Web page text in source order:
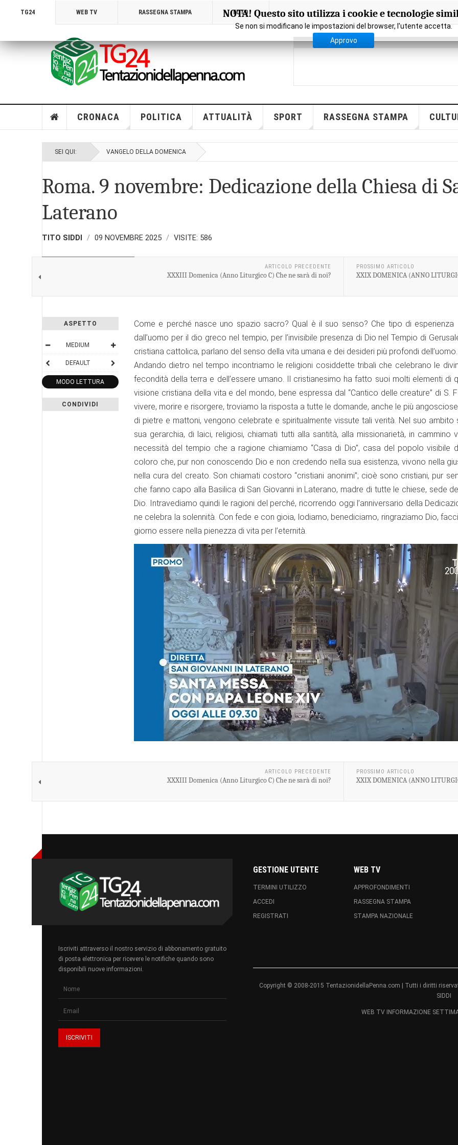
TG24 WEB TV RASSEGNA STAMPA FOTO
NOTA! Questo sito utilizza i cookie e tecnologie
Se non si modificano le impostazioni del browser, l'utente accetta.
Approvo
CRONACA POLITICA ATTUALITÀ SPORT RASSEGNA STAMPA
SEI QUI: VANGELO DELLA DOMENICA
Roma. 9 novembre: Dedicazione della Chiesa di
Laterano
TITO SIDDI 09 NOVEMBRE 2025 VISITE: 586
ARTICOLO PRECEDENTE
XXXIII Domenica (Anno Liturgico C) Che ne sarà di noi?
PROSSIMO ARTICOLO
XXIX DOMENICA (ANNO
ASPETTO
MEDIUM
DEFAULT
MODO LETTURA
CONDIVIDI
Come e perché nasce uno spazio sacro? Qual è il suo senso? Che tipo di
dall’uomo per il dio greco nel tempio, per l’invisibile presenza di Dio nel Tempio di
cristiana cattolica, parlano del senso della vita umana e dei desideri più profondi dell’uomo.
Andando dietro nel tempo incontriamo le religioni cosiddette tribali che celebrano le
fecondità della terra e dell’essere umano. Il cristianesimo ha fatto suoi molti elementi di
visione cristiana della vita e del mondo, bene espressa dal “Cantico delle creature” di S.
vivere, morire e risorgere, troviamo la risposta a tutte le domande, anche le più
di pietre e mattoni, vengono celebrate e spiritualmente vissute tali verità. Nel suo
sua gerarchia, di laici, religiosi, chiamati tutti alla santità, alla missionarietà, in
necessità del tempio che a ragione chiamiamo “Casa di Dio”, casa del popolo
coloro che, pur non conoscendo Dio e non credendo nella sua esistenza, vivono nella
nella cura del creato. Son chiamati costoro “cristiani anonimi”; cioè sono cristiani, pur
che fanno capo alla Basilica di San Giovanni in Laterano, madre di tutte le chiese, sede
Dio. Intravediamo quindi le ragioni del perché, ricorrendo oggi l’anniversario della
ne celebra la solennità. Con fede e con gioia, lodiamo, benediciamo, ringraziamo Dio,
giorno essere nella pienezza di vita per l’eternità.
ARTICOLO PRECEDENTE
XXXIII Domenica (Anno Liturgico C) Che ne sarà di noi?
PROSSIMO ARTICOLO
XXIX DOMENICA (ANNO
Iscriviti attraverso il nostro servizio di abbonamento gratuito
di posta elettronica per ricevere le notifiche quando sono
disponibili nuove informazioni.
GESTIONE UTENTE
TERMINI UTILIZZO
ACCEDI
REGISTRATI
WEB TV
APPROFONDIMENTI
RASSEGNA STAMPA
STAMPA NAZIONALE
Copyright © 2008-2015 TentazionidellaPenna.com | Tutti i diritti
SIDDI
WEB TV INFORMAZIONE